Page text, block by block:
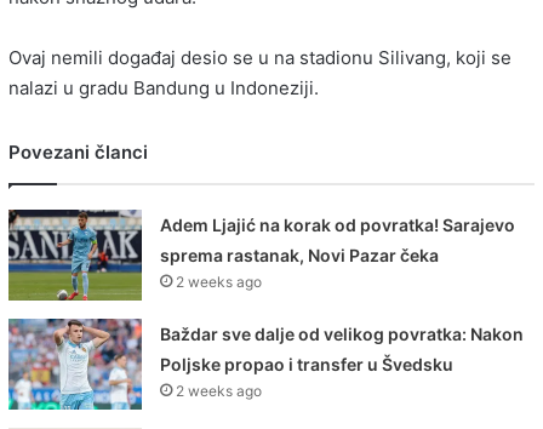
Ovaj nemili događaj desio se u na stadionu Silivang, koji se
nalazi u gradu Bandung u Indoneziji.
Povezani članci
Adem Ljajić na korak od povratka! Sarajevo
sprema rastanak, Novi Pazar čeka
2 weeks ago
Baždar sve dalje od velikog povratka: Nakon
Poljske propao i transfer u Švedsku
2 weeks ago